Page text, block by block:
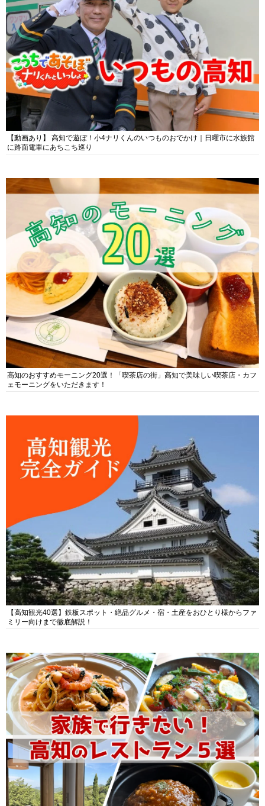
【動画あり】 高知で遊ぼ！小4ナリくんのいつものおでかけ｜日曜市に水族館
に路面電車にあちこち巡り
高知のおすすめモーニング20選！「喫茶店の街」高知で美味しい喫茶店・カフ
ェモーニングをいただきます！
【高知観光40選】鉄板スポット・絶品グルメ・宿・土産をおひとり様からファ
ミリー向けまで徹底解説！